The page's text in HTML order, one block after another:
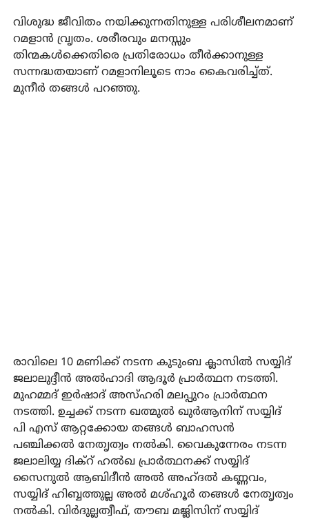
വിശുദ്ധ ജീവിതം നയിക്കുന്നതിനുള്ള പരിശീലനമാണ്
റമളാന്‍ വ്രൃതം. ശരീരവും മനസ്സും
തിന്മകള്‍ക്കെതിരെ പ്രതിരോധം തീര്‍ക്കാനുള്ള
സന്നദ്ധതയാണ് റമളാനിലൂടെ നാം കൈവരിച്ച്ത്.
മുനീര്‍ തങ്ങള്‍ പറഞ്ഞു.
രാവിലെ 10 മണിക്ക് നടന്ന കുടുംബ ക്ലാസില്‍ സയ്യിദ്
ജലാലുദ്ദീന്‍ അല്‍ഹാദി ആദൂര്‍ പ്രാര്‍ത്ഥന നടത്തി.
മുഹമ്മദ് ഇര്‍ഷാദ് അസ്ഹരി മലപ്പുറം പ്രാര്‍ത്ഥന
നടത്തി. ഉച്ചക്ക് നടന്ന ഖത്മുല്‍ ഖുര്‍ആനിന് സയ്യിദ്
പി എസ് ആറ്റക്കോയ തങ്ങള്‍ ബാഹസന്‍
പഞ്ചിക്കല്‍ നേതൃത്വം നല്‍കി. വൈകുന്നേരം നടന്ന
ജലാലിയ്യ ദിക്‌റ് ഹല്‍ഖ പ്രാര്‍ത്ഥനക്ക് സയ്യിദ്
സൈനുല്‍ ആബിദീന്‍ അല്‍ അഹ്ദല്‍ കണ്ണവം,
സയ്യിദ് ഹിബ്ബത്തുല്ല അല്‍ മശ്ഹൂര്‍ തങ്ങള്‍ നേതൃത്വം
നല്‍കി. വിര്‍ദുല്ലത്വീഫ്, തൗബ മജ്ലിസിന് സയ്യിദ്